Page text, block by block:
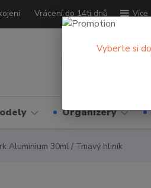
Vrácení do 14ti dnů Více
Organizéry
Aluminium 30ml / Tmavý hliník
Vyberte si